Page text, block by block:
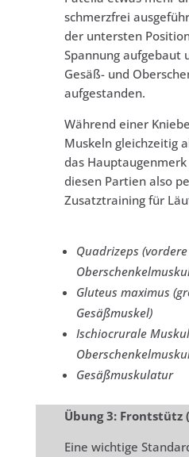
schmerzfrei
der untersten
Spannung aufgebaut
Gesäß- und
aufgestanden.
Während einer
Muskeln gleichzeitig
das
diesen Partien also
Zusatztraining für
Quadrizeps (vordere
Gluteus maximus
Gesäßmuskel)
Ischiocrurale
Gesäßmuskulatur
Übung 3: Frontstütz
Eine wichtige